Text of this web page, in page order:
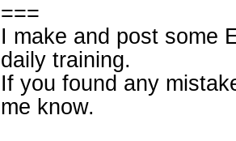
===
I make and post some
daily training.
If you found any
me know.